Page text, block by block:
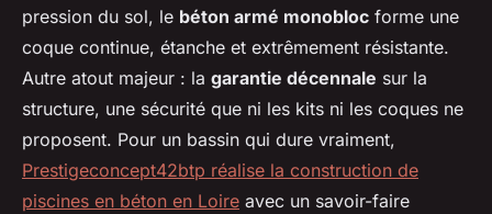
pression du sol, le béton armé monobloc forme une
coque continue, étanche et extrêmement résistante.
Autre atout majeur : la garantie décennale sur la
structure, une sécurité que ni les kits ni les coques ne
proposent. Pour un bassin qui dure vraiment,
Prestigeconcept42btp réalise la construction de
piscines en béton en Loire avec un savoir-faire